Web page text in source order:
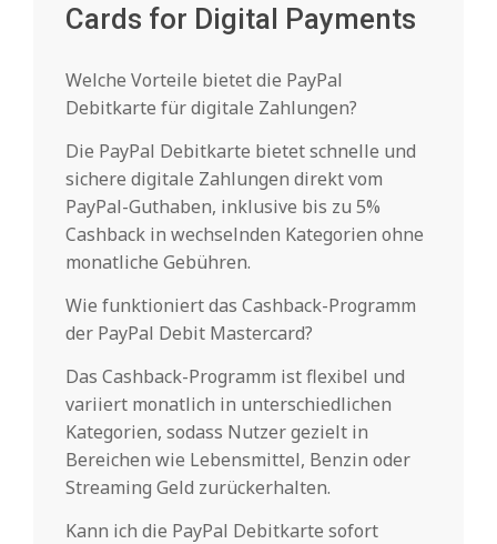
Cards for Digital Payments
Welche Vorteile bietet die PayPal
Debitkarte für digitale Zahlungen?
Die PayPal Debitkarte bietet schnelle und
sichere digitale Zahlungen direkt vom
PayPal-Guthaben, inklusive bis zu 5%
Cashback in wechselnden Kategorien ohne
monatliche Gebühren.
Wie funktioniert das Cashback-Programm
der PayPal Debit Mastercard?
Das Cashback-Programm ist flexibel und
variiert monatlich in unterschiedlichen
Kategorien, sodass Nutzer gezielt in
Bereichen wie Lebensmittel, Benzin oder
Streaming Geld zurückerhalten.
Kann ich die PayPal Debitkarte sofort